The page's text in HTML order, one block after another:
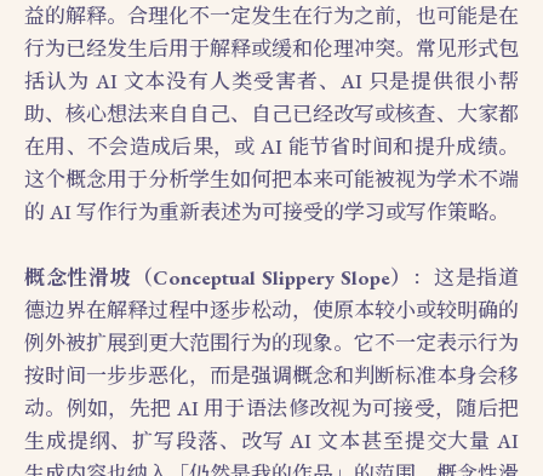
益的解释。合理化不一定发生在行为之前，也可能是在
行为已经发生后用于解释或缓和伦理冲突。常见形式包
括认为 AI 文本没有人类受害者、AI 只是提供很小帮
助、核心想法来自自己、自己已经改写或核查、大家都
在用、不会造成后果，或 AI 能节省时间和提升成绩。
这个概念用于分析学生如何把本来可能被视为学术不端
的 AI 写作行为重新表述为可接受的学习或写作策略。
概念性滑坡（Conceptual Slippery Slope）
：这是指道
德边界在解释过程中逐步松动，使原本较小或较明确的
例外被扩展到更大范围行为的现象。它不一定表示行为
按时间一步步恶化，而是强调概念和判断标准本身会移
动。例如，先把 AI 用于语法修改视为可接受，随后把
生成提纲、扩写段落、改写 AI 文本甚至提交大量 AI